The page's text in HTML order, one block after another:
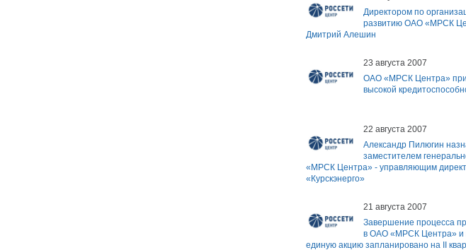
Директором по
развитию ОАО «МРСК
Дмитрий Алешин
23 августа 2007
ОАО «МРСК Центра»
высокой
22 августа 2007
Александр Пилюгин
заместителем
«МРСК Центра» - управляющим
«Курскэнерго»
21 августа 2007
Завершение процесса
в ОАО «МРСК Центра» и
единую акцию запланировано на II